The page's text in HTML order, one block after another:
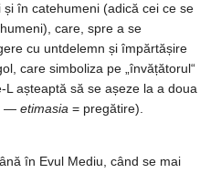
în catehumeni (adică cei ce se
care, spre a se
cu untdelemn și împărtășire
care simboliza pe „învățătorul“
așteaptă să se așeze la a doua
— etimasia = pregătire).
în Evul Mediu, când se mai